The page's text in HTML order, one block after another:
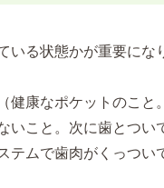
る状態かが重要にな
健康なポケットのこ
いこと。次に歯とつ
テムで歯肉がくっつ